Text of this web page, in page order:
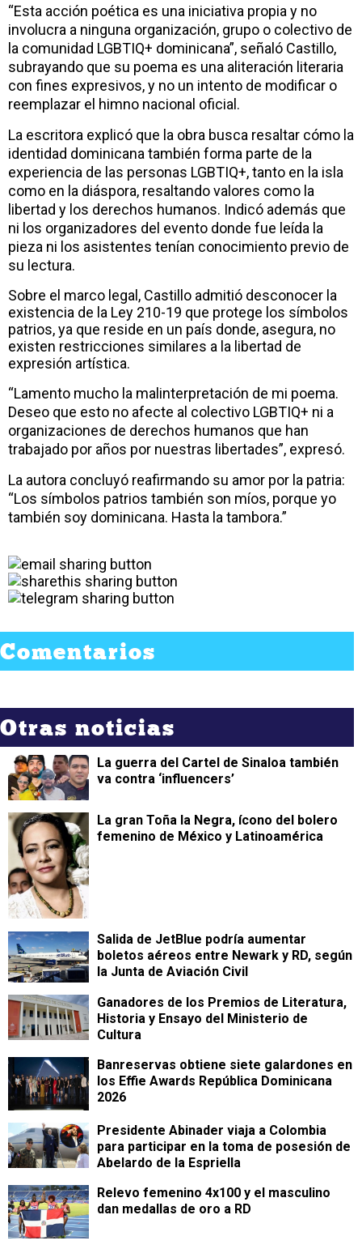
“Esta acción poética es una iniciativa propia y no
involucra a ninguna organización, grupo o colectivo de
la comunidad LGBTIQ+ dominicana”, señaló Castillo,
subrayando que su poema es una aliteración literaria
con fines expresivos, y no un intento de modificar o
reemplazar el himno nacional oficial.
La escritora explicó que la obra busca resaltar cómo la
identidad dominicana también forma parte de la
experiencia de las personas LGBTIQ+, tanto en la isla
como en la diáspora, resaltando valores como la
libertad y los derechos humanos. Indicó además que
ni los organizadores del evento donde fue leída la
pieza ni los asistentes tenían conocimiento previo de
su lectura.
Sobre el marco legal, Castillo admitió desconocer la
existencia de la Ley 210-19 que protege los símbolos
patrios, ya que reside en un país donde, asegura, no
existen restricciones similares a la libertad de
expresión artística.
“Lamento mucho la malinterpretación de mi poema.
Deseo que esto no afecte al colectivo LGBTIQ+ ni a
organizaciones de derechos humanos que han
trabajado por años por nuestras libertades”, expresó.
La autora concluyó reafirmando su amor por la patria:
“Los símbolos patrios también son míos, porque yo
también soy dominicana. Hasta la tambora.”
Comentarios
Otras noticias
La guerra del Cartel de Sinaloa también
va contra ‘influencers’
La gran Toña la Negra, ícono del bolero
femenino de México y Latinoamérica
Salida de JetBlue podría aumentar
boletos aéreos entre Newark y RD, según
la Junta de Aviación Civil
Ganadores de los Premios de Literatura,
Historia y Ensayo del Ministerio de
Cultura
Banreservas obtiene siete galardones en
los Effie Awards República Dominicana
2026
Presidente Abinader viaja a Colombia
para participar en la toma de posesión de
Abelardo de la Espriella
Relevo femenino 4x100 y el masculino
dan medallas de oro a RD